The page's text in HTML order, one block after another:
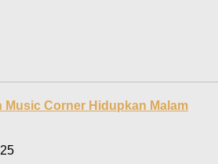
Corner Hidupkan Malam